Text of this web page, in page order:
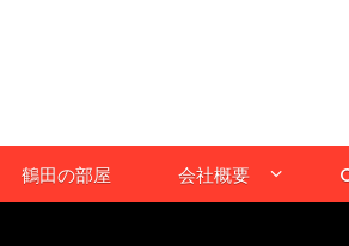
鶴田の部屋 会社概要